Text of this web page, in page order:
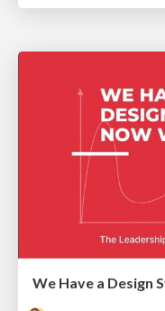
We Have a Design